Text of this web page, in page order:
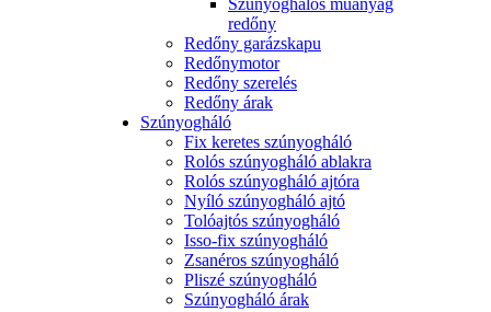
Szúnyoghálós műanyag
redőny
Redőny garázskapu
Redőnymotor
Redőny szerelés
Redőny árak
Szúnyogháló
Fix keretes szúnyogháló
Rolós szúnyogháló ablakra
Rolós szúnyogháló ajtóra
Nyíló szúnyogháló ajtó
Tolóajtós szúnyogháló
Isso-fix szúnyogháló
Zsanéros szúnyogháló
Pliszé szúnyogháló
Szúnyogháló árak